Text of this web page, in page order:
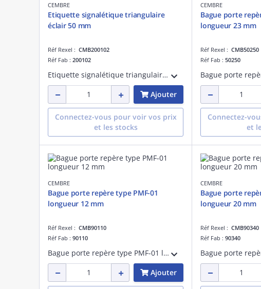
CEMBRE
Etiquette signalétique triangulaire
éclair 50 mm
Réf Rexel : CMB200102
Réf Fab : 200102
Etiquette signalétique triangulaire éclair 50 mm
Ajouter
Connectez-vous pour voir vos prix
et les stocks
CEMBRE
Bague porte
longueur 23 mm
Réf Rexel : CMB50250
Réf Fab : 50250
Connectez-
et
CEMBRE
Bague porte repère type PMF-01
longueur 12 mm
Réf Rexel : CMB90110
Réf Fab : 90110
Bague porte repère type PMF-01 longueur 12 mm
Ajouter
CEMBRE
Bague porte
longueur 20 mm
Réf Rexel : CMB90340
Réf Fab : 90340